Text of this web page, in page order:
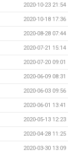
2020-10-23 21:54
2020-10-18 17:36
2020-08-28 07:44
2020-07-21 15:14
2020-07-20 09:01
2020-06-09 08:31
2020-06-03 09:56
2020-06-01 13:41
2020-05-13 12:23
2020-04-28 11:25
2020-03-30 13:09